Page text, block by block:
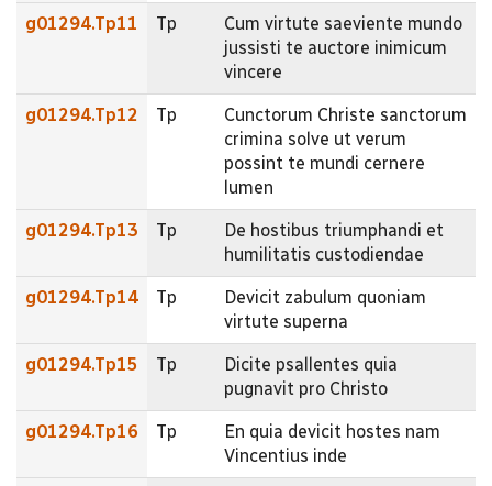
g01294.Tp11 Tp
Cum virtute saeviente mundo
jussisti te auctore inimicum
vincere
g01294.Tp12 Tp
Cunctorum Christe sanctorum
crimina solve ut verum
possint te mundi cernere
lumen
g01294.Tp13 Tp
De hostibus triumphandi et
humilitatis custodiendae
g01294.Tp14 Tp
Devicit zabulum quoniam
virtute superna
g01294.Tp15 Tp
Dicite psallentes quia
pugnavit pro Christo
g01294.Tp16 Tp
En quia devicit hostes nam
Vincentius inde